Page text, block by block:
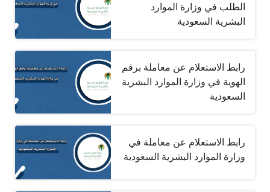
الطلب في وزارة الموارد
البشرية السعودية
رابط الاستعلام عن معاملة برقم
الهوية في وزارة الموارد البشرية
السعودية
رابط الاستعلام عن معاملة في
وزارة الموارد البشرية السعودية